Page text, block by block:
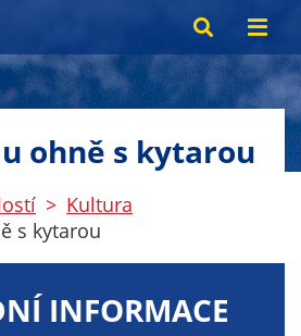
ohně s kytarou
Kultura
s kytarou
INFORMACE